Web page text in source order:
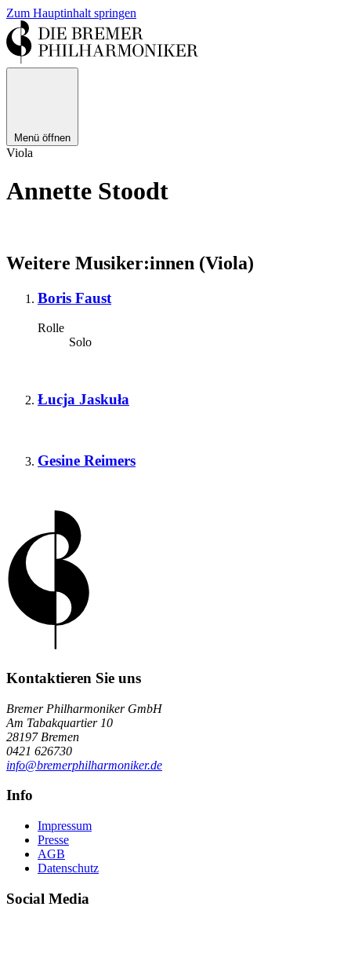
Zum Hauptinhalt springen
Menü öffnen
Viola
Annette Stoodt
Weitere Musiker:innen (Viola)
Boris Faust
Rolle
Solo
Łucja Jaskuła
Gesine Reimers
Kontaktieren Sie uns
Bremer Philharmoniker GmbH
Am Tabakquartier 10
28197 Bremen
0421 626730
info@bremerphilharmoniker.de
Info
Impressum
Presse
AGB
Datenschutz
Social Media